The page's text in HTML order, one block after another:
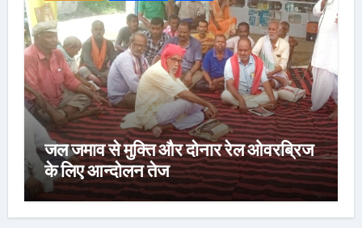
जल जमाव से मुक्ति और दोनार रेल ओवरब्रिज
के लिए आन्दोलन तेज